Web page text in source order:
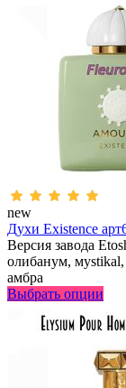
new
Духи Existence
Версия завода
олибанум, мystikal,
амбра
Выбрать опции